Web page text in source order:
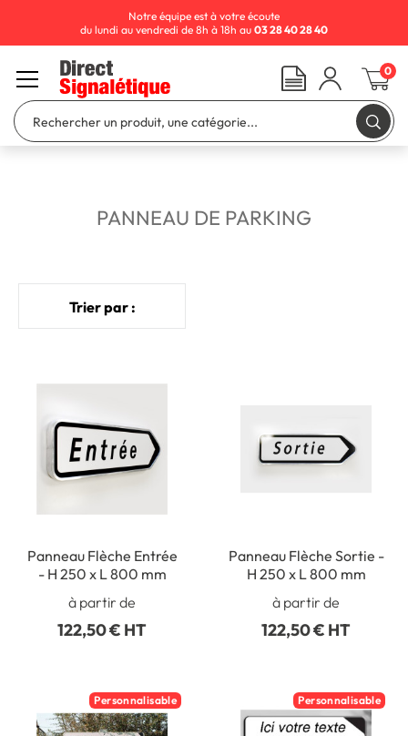
PANNEAU DE PARKING
Trier par :
Panneau Flèche Entrée
- H 250 x L 800 mm
à partir de
122,50 € HT
Panneau Flèche Sortie -
H 250 x L 800 mm
à partir de
122,50 € HT
Personnalisable Personnalisable
Notre équipe est à votre écoute
du lundi au vendredi de 8h à 18h au 03 28 40 28 40
0